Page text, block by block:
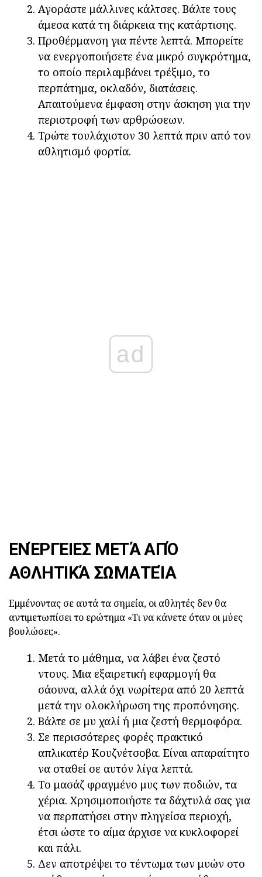
Αγοράστε μάλλινες κάλτσες. Βάλτε τους
άμεσα κατά τη διάρκεια της κατάρτισης.
Προθέρμανση για πέντε λεπτά. Μπορείτε
να ενεργοποιήσετε ένα μικρό συγκρότημα,
το οποίο περιλαμβάνει τρέξιμο, το
περπάτημα, οκλαδόν, διατάσεις.
Απαιτούμενα έμφαση στην άσκηση για την
περιστροφή των αρθρώσεων.
Τρώτε τουλάχιστον 30 λεπτά πριν από τον
αθλητισμό φορτία.
ad
ΕΝΈΡΓΕΙΕΣ ΜΕΤΆ ΑΠΌ
ΑΘΛΗΤΙΚΆ ΣΩΜΑΤΕΊΑ
Εμμένοντας σε αυτά τα σημεία, οι αθλητές δεν θα
αντιμετωπίσει το ερώτημα «Τι να κάνετε όταν οι μύες
βουλώσει;».
Μετά το μάθημα, να λάβει ένα ζεστό
ντους. Μια εξαιρετική εφαρμογή θα
σάουνα, αλλά όχι νωρίτερα από 20 λεπτά
μετά την ολοκλήρωση της προπόνησης.
Βάλτε σε μυ χαλί ή μια ζεστή θερμοφόρα.
Σε περισσότερες φορές πρακτικό
απλικατέρ Κουζνέτσοβα. Είναι απαραίτητο
να σταθεί σε αυτόν λίγα λεπτά.
Το μασάζ φραγμένο μυς των ποδιών, τα
χέρια. Χρησιμοποιήστε τα δάχτυλά σας για
να περπατήσει στην πληγείσα περιοχή,
έτσι ώστε το αίμα άρχισε να κυκλοφορεί
και πάλι.
Δεν αποτρέψει το τέντωμα των μυών στο